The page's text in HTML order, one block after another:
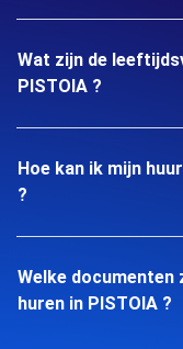
Wat zijn de
PISTOIA ?
Hoe kan ik mijn
?
Welke
huren in PISTOIA ?